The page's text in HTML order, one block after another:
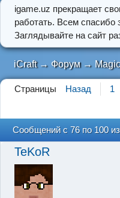
igame.uz прекращает
работать. Всем спасибо
Заглядывайте на сайт
iCraft → Форум →
Страницы Назад 1
Сообщений с 76 по 100
TeKoR